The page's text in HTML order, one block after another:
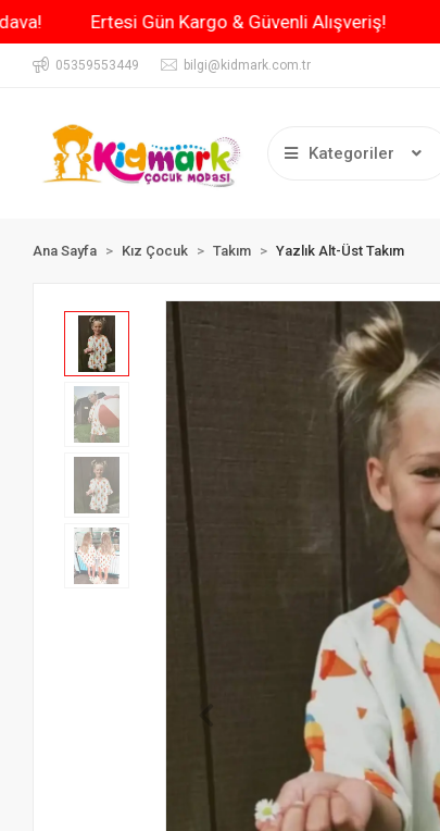
Bedava! Ertesi Gün Kargo & Güvenli Alışveriş!
05359553449 bilgi@kidmark.com.tr
Kategoriler
Ana Sayfa Kız Çocuk Takım Yazlık Alt-Üst Takım